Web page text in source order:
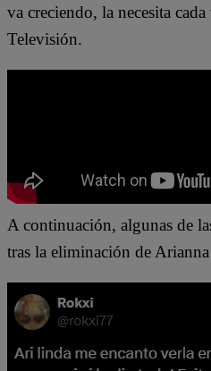
va creciendo, la necesita
Televisión.
A continuación, algunas de
tras la eliminación de